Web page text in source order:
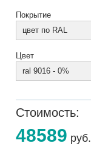
Покрытие
цвет по RAL
Цвет
ral 9016 - 0%
Стоимость:
48589 руб.